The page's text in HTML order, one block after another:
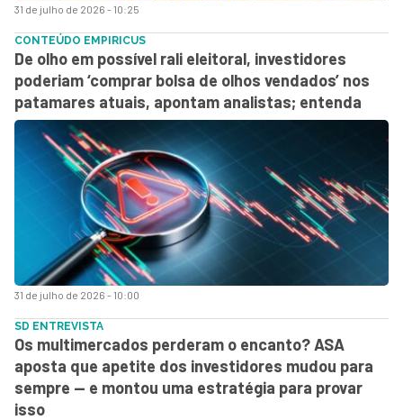
31 de julho de 2026 - 10:25
31 de julho de 2026 - 10:00
CONTEÚDO EMPIRICUS
De olho em possível rali eleitoral, investidores
poderiam ‘comprar bolsa de olhos vendados’ nos
patamares atuais, apontam analistas; entenda
SD ENTREVISTA
Os multimercados perderam o encanto? ASA
aposta que apetite dos investidores mudou para
sempre — e montou uma estratégia para provar
isso